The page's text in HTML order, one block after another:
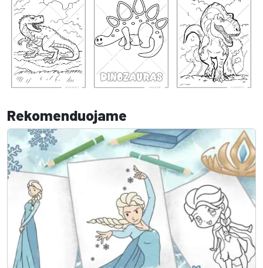
Rekomenduojame